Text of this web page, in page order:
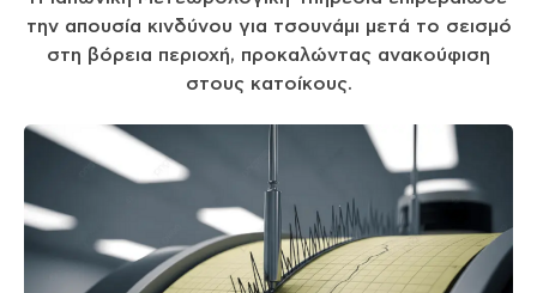
την απουσία κινδύνου για τσουνάμι μετά το σεισμό
στη βόρεια περιοχή, προκαλώντας ανακούφιση
στους κατοίκους.